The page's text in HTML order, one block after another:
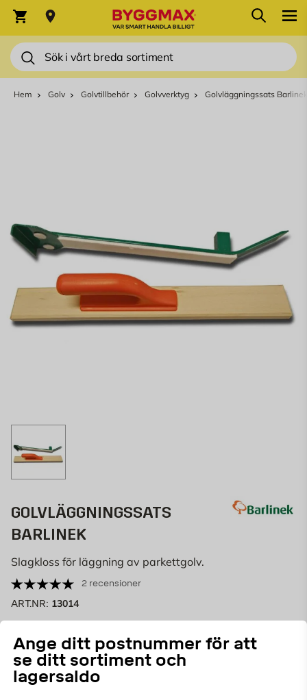
Sök
Ange ditt postnummer för att
se ditt sortiment och
lagersaldo
Varukorg Sök
Hem Golv Golvtillbehör Golvverktyg Golvläggningssats Barlinek
GOLVLÄGGNINGSSATS
BARLINEK
Slagkloss för läggning av parkettgolv.
2 recensioner
ART.NR: 13014
Slagkloss för läggning av